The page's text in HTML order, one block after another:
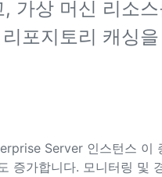
가상 머신 리소
포지토리 캐싱
Server 인스턴스 이
증가합니다. 모니터링 및